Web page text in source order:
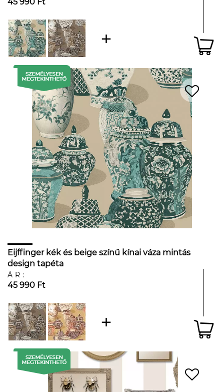
Eijffinger kék és beige színű kínai váza mintás
design tapéta
ÁR:
45 990 Ft